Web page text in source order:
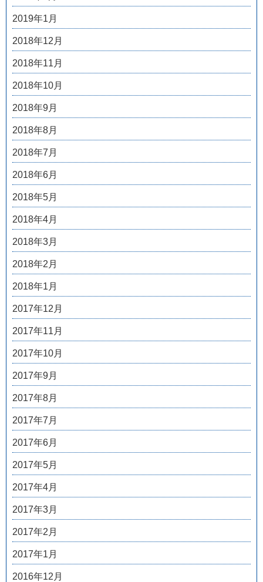
2019年1月
2018年12月
2018年11月
2018年10月
2018年9月
2018年8月
2018年7月
2018年6月
2018年5月
2018年4月
2018年3月
2018年2月
2018年1月
2017年12月
2017年11月
2017年10月
2017年9月
2017年8月
2017年7月
2017年6月
2017年5月
2017年4月
2017年3月
2017年2月
2017年1月
2016年12月